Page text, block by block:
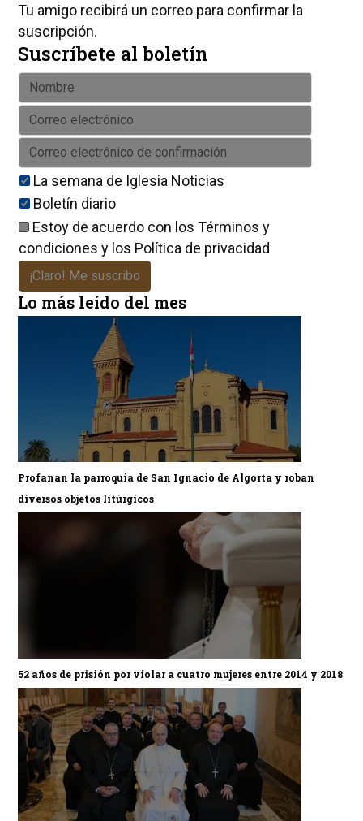
Tu amigo recibirá un correo para confirmar la
suscripción.
Suscríbete al boletín
La semana de Iglesia Noticias
Boletín diario
Estoy de acuerdo con los Términos y
condiciones y los Política de privacidad
¡Claro! Me suscribo
Lo más leído del mes
Profanan la parroquia de San Ignacio de Algorta y roban
diversos objetos litúrgicos
52 años de prisión por violar a cuatro mujeres entre 2014 y 2018